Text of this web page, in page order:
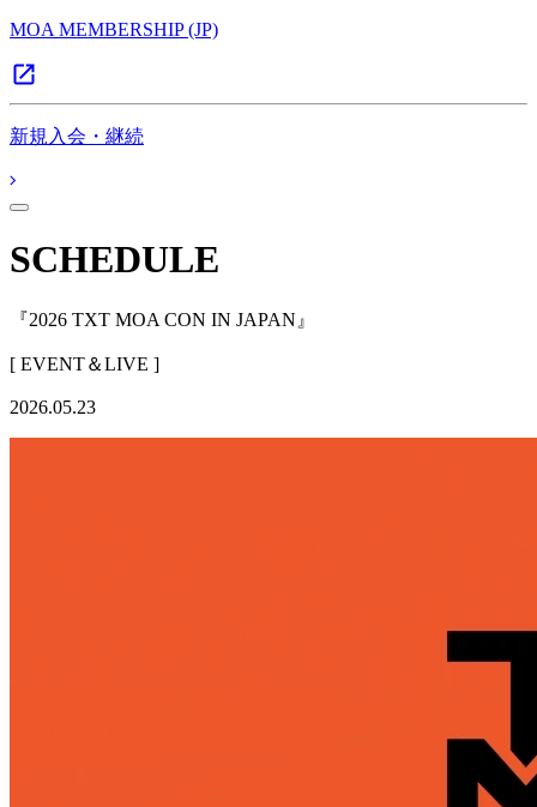
MOA MEMBERSHIP (JP)
新規入会・継続
SCHEDULE
『2026 TXT MOA CON IN JAPAN』
[ EVENT＆LIVE ]
2026.05.23